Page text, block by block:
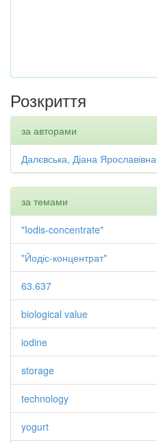
Розкриття
за авторами
Далєвська, Діана Ярославівна
за темами
"Iodis-concentrate"
"Йодіс-концентрат"
63.637
biological value
iodine
storage
technology
yogurt